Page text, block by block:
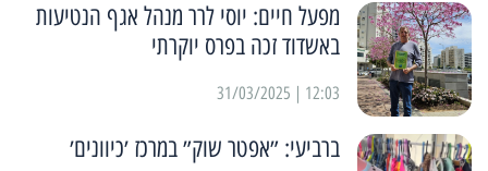
מפעל חיים: יוסי לרר מנהל אגף הנטיעות
באשדוד זכה בפרס יוקרתי
12:03 | 31/03/2025
ברביעי: ״אפטר שוק״ במרכז ׳כיוונים׳